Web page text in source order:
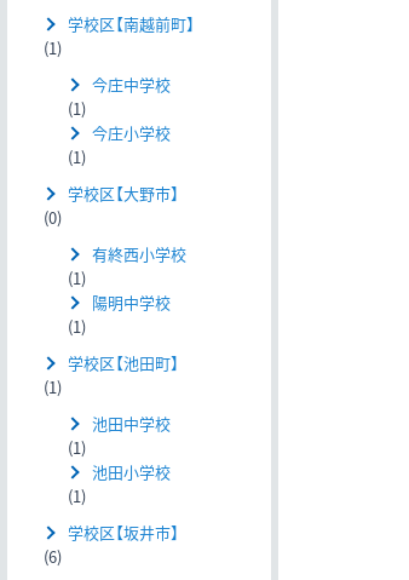
学校区【南越前町】
(1)
今庄中学校
(1)
今庄小学校
(1)
学校区【大野市】
(0)
有終西小学校
(1)
陽明中学校
(1)
学校区【池田町】
(1)
池田中学校
(1)
池田小学校
(1)
学校区【坂井市】
(6)